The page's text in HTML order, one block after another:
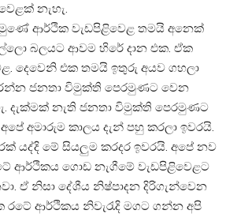
නැහැ.
ආර්ථික වැඩපිළිවෙළ තමයි අනෙක්
බලයට ආවම හිරේ දාන එක. ඒක
දෙවෙනි එක තමයි ඉතුරු අයව ගහලා
ජනතා විමුක්ති පෙරමුණට වෙන
දැක්මක් නැති ජනතා විමුක්ති පෙරමුණට
අමාරුම කාලය දැන් පහු කරලා ඉවරයි.
යද්දි මේ සියලුම කරදර ඉවරයි. අපේ නව
ආර්ථිකය ගොඩ නැගීමේ වැඩපිළිවෙළට
ඒ නිසා දේශීය නිෂ්පාදන දිරිගැන්වෙන
ආර්ථිකය නිවැරැදි මගට ගන්න අපි